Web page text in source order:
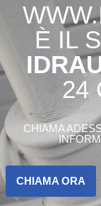
È IL
24
CHIAMA
CHIAMA ORA